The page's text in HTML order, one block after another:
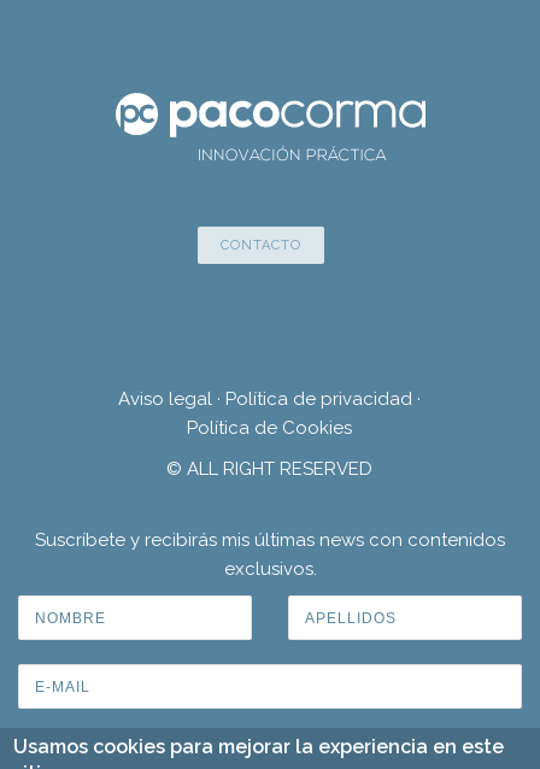
CONTACTO
Aviso legal · Política de privacidad ·
Política de Cookies
© ALL RIGHT RESERVED
Suscríbete y recibirás mis últimas news con contenidos
exclusivos.
Usamos cookies para mejorar la experiencia en este